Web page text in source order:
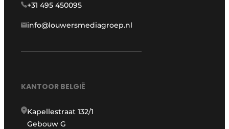
+31 495 450095
info@louwersmediagroep.nl
KANTOOR BELGIË
Kapellestraat 132/1
Gebouw G